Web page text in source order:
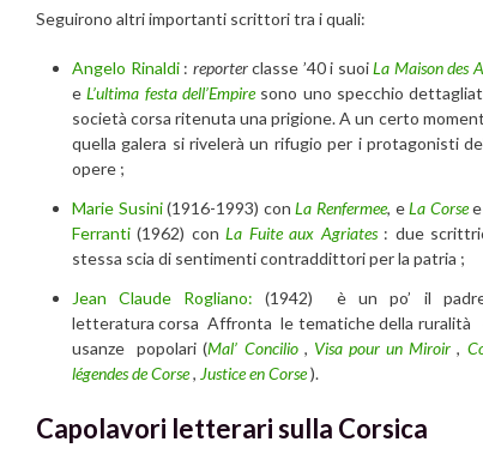
Seguirono altri importanti scrittori tra i quali:
Angelo Rinaldi: reporterclasse ’40 i suoiLa Maison des
eL’ultima festa dell’Empiresono uno specchio
società corsa ritenuta una prigione. A un certo
quella galera si rivelerà un rifugio per i protagonisti
opere ;
Marie Susini(1916-1993) conLa Renfermee, eLa Corsee
Ferranti (1962) conLa Fuite aux Agriates: due
stessa scia di sentimenti contraddittori per la patria ;
Jean Claude Rogliano:(1942) è un po’ il
letteratura corsa Affronta le tematiche della ruralità
usanze popolari (Mal’ Concilio, Visa pour un Miroir ,
légendes de Corse, Justice en Corse).
Capolavori letterari sulla Corsica